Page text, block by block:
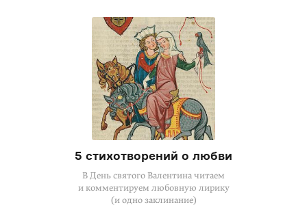
5 стихотворений о любви
В День святого Валентина читаем
и комментируем любовную лирику
(и одно заклинание)